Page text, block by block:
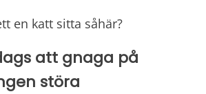
en katt sitta såhär?
att gnaga på
störa